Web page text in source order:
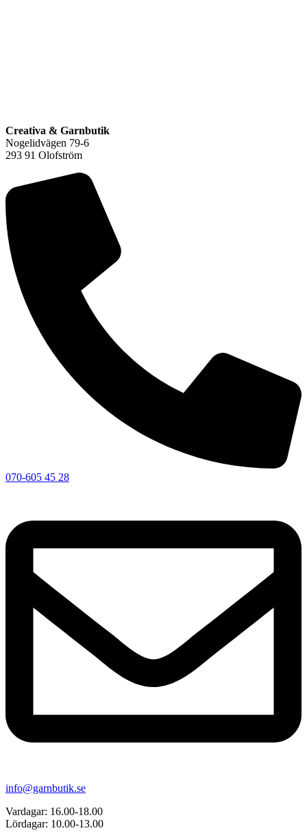
Creativa & Garnbutik
Nogelidvägen 79-6
293 91 Olofström
070-605 45 28
info@garnbutik.se
Vardagar: 16.00-18.00
Lördagar: 10.00-13.00